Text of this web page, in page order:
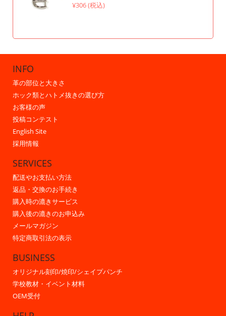
¥306 (税込)
INFO
革の部位と大きさ
ホック類とハトメ抜きの選び方
お客様の声
投稿コンテスト
English Site
採用情報
SERVICES
配送やお支払い方法
返品・交換のお手続き
購入時の漉きサービス
購入後の漉きのお申込み
メールマガジン
特定商取引法の表示
BUSINESS
オリジナル刻印/焼印/シェイプパンチ
学校教材・イベント材料
OEM受付